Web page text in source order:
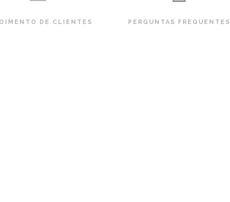
DE CLIENTES PERGUNTAS FREQUENTES